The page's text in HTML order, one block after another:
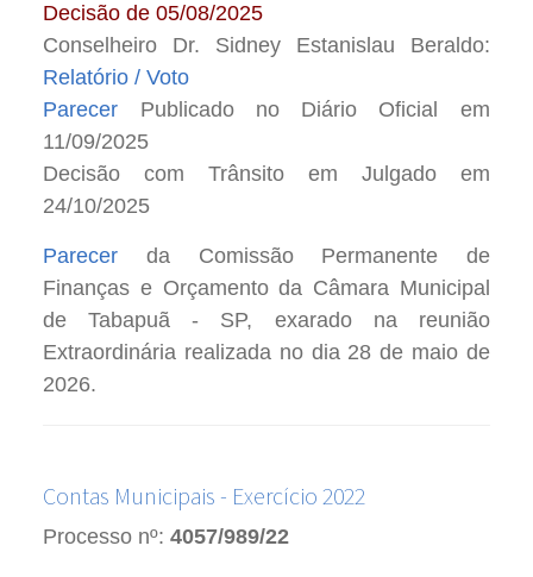
Decisão de 05/08/2025
Conselheiro Dr. Sidney Estanislau Beraldo:
Relatório / Voto
Parecer Publicado no Diário Oficial em
11/09/2025
Decisão com Trânsito em Julgado em
24/10/2025
Parecer da Comissão Permanente de
Finanças e Orçamento da Câmara Municipal
de Tabapuã - SP, exarado na reunião
Extraordinária realizada no dia 28 de maio de
2026.
Contas Municipais - Exercício 2022
Processo nº:4057/989/22